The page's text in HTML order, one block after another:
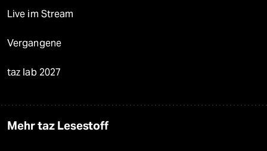
Live im Stream
Vergangene
taz lab 2027
Mehr taz Lesestoff